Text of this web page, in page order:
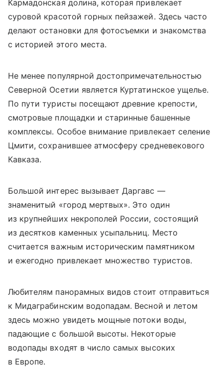
Кармадонская долина, которая привлекает
суровой красотой горных пейзажей. Здесь часто
делают остановки для фотосъемки и знакомства
с историей этого места.
Не менее популярной достопримечательностью
Северной Осетии является Куртатинское ущелье.
По пути туристы посещают древние крепости,
смотровые площадки и старинные башенные
комплексы. Особое внимание привлекает селение
Цмити, сохранившее атмосферу средневекового
Кавказа.
Большой интерес вызывает Даргавс —
знаменитый «город мертвых». Это один
из крупнейших некрополей России, состоящий
из десятков каменных усыпальниц. Место
считается важным историческим памятником
и ежегодно привлекает множество туристов.
Любителям панорамных видов стоит отправиться
к Мидаграбинским водопадам. Весной и летом
здесь можно увидеть мощные потоки воды,
падающие с большой высоты. Некоторые
водопады входят в число самых высоких
в Европе.